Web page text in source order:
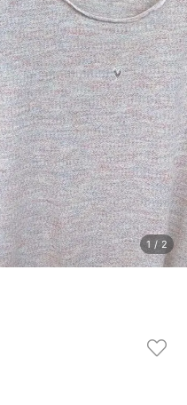
1 / 2